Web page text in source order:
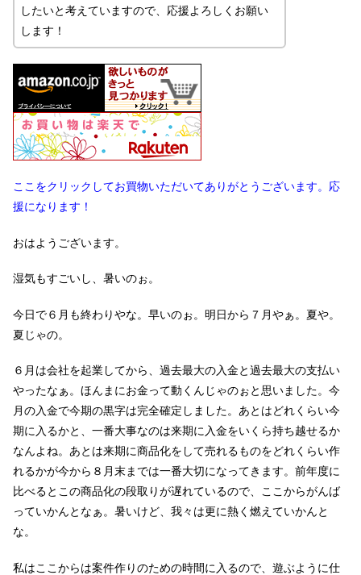
したいと考えていますので、応援よろしくお願い
します！
ここをクリックしてお買物いただいてありがとうございます。応
援になります！
おはようございます。
湿気もすごいし、暑いのぉ。
今日で６月も終わりやな。早いのぉ。明日から７月やぁ。夏や。
夏じゃの。
６月は会社を起業してから、過去最大の入金と過去最大の支払い
やったなぁ。ほんまにお金って動くんじゃのぉと思いました。今
月の入金で今期の黒字は完全確定しました。あとはどれくらい今
期に入るかと、一番大事なのは来期に入金をいくら持ち越せるか
なんよね。あとは来期に商品化をして売れるものをどれくらい作
れるかが今から８月末までは一番大切になってきます。前年度に
比べるとこの商品化の段取りが遅れているので、ここからがんば
っていかんとなぁ。暑いけど、我々は更に熱く燃えていかんと
な。
私はここからは案件作りのための時間に入るので、遊ぶように仕